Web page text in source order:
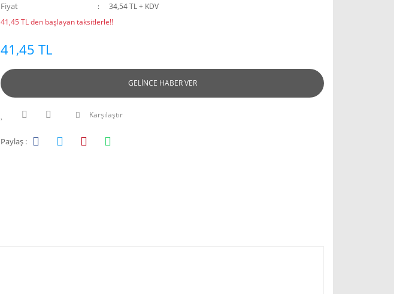
Fiyat
34,54 TL + KDV
41,45 TL den başlayan taksitlerle!!
41,45 TL
GELİNCE HABER VER
Karşılaştır
Paylaş :